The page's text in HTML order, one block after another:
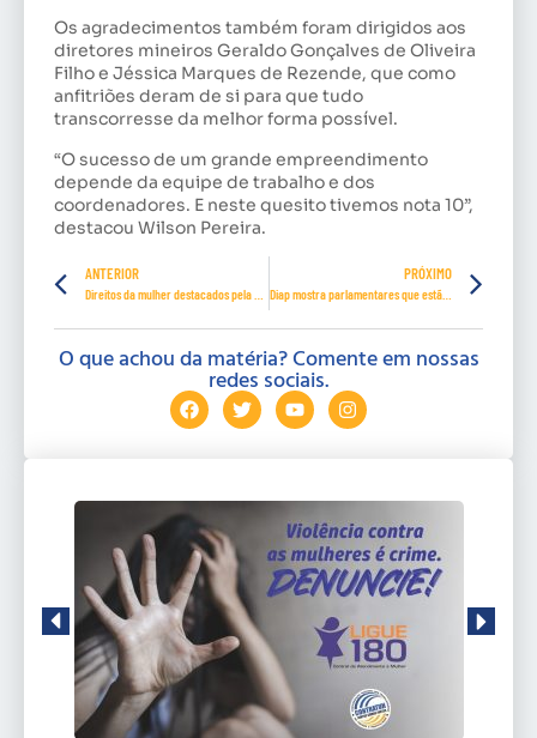
Os agradecimentos também foram dirigidos aos
diretores mineiros Geraldo Gonçalves de Oliveira
Filho e Jéssica Marques de Rezende, que como
anfitriões deram de si para que tudo
transcorresse da melhor forma possível.
“O sucesso de um grande empreendimento
depende da equipe de trabalho e dos
coordenadores. E neste quesito tivemos nota 10”,
destacou Wilson Pereira.
ANTERIOR PRÓXIMO
Diap mostra parlamentares que estão a favor do trabalhador
O que achou da matéria? Comente em nossas
redes sociais.